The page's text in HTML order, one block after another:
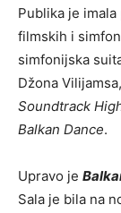
Publika je
filmskih i
simfonijska
Džona Vilijamsa,
Soundtrack
Balkan Dance.
Upravo je
Sala je bila na